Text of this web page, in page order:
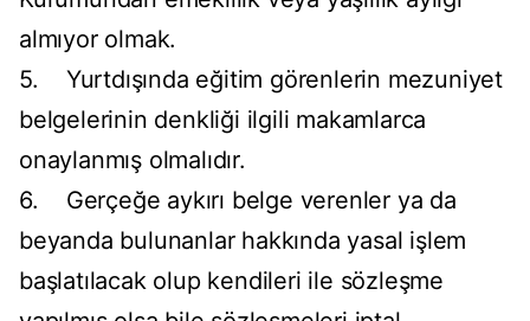
almıyor olmak.
5. Yurtdışında eğitim görenlerin mezuniyet
belgelerinin denkliği ilgili makamlarca
onaylanmış olmalıdır.
6. Gerçeğe aykırı belge verenler ya da
beyanda bulunanlar hakkında yasal işlem
başlatılacak olup kendileri ile sözleşme